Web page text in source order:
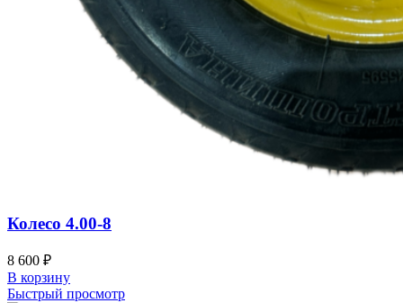
Колесо 4.00-8
8 600 ₽
В корзину
Быстрый просмотр